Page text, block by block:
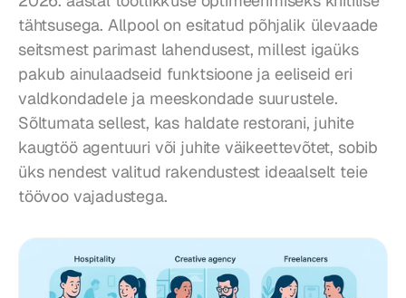
tähtsusega. Allpool on esitatud põhjalik ülevaade
seitsmest parimast lahendusest, millest igaüks
pakub ainulaadseid funktsioone ja eeliseid eri
valdkondadele ja meeskondade suurustele.
Sõltumata sellest, kas haldate restorani, juhite
kaugtöö agentuuri või juhite väikeettevõtet, sobib
üks nendest valitud rakendustest ideaalselt teie
töövoo vajadustega.